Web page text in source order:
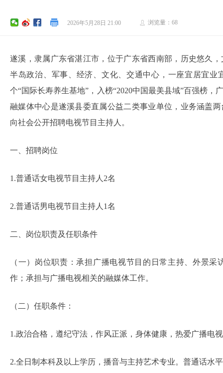
2026年5月28日 21:00 ꄑ 浏览量： 68
遂溪，隶属广东省湛江市，位于广东省西南部，历史悠久
半岛政治、军事、经济、文化、交通中心，一座宜居宜业
个“国际长寿养生基地”，入榜“2020中国最美县域”百强榜
融媒体中心是遂溪县委直属公益二类事业单位，业务涵盖
向社会公开招聘电视节目主持人。
一、招聘岗位
1.普通话女电视节目主持人2名
2.普通话男电视节目主持人1名
二、岗位职责及任职条件
（一）岗位职责：承担广播电视节目的日常主持、外景
作；承担与广播电视相关的融媒体工作。
（二）任职条件：
1.政治合格，遵纪守法，作风正派，身体健康，热爱广播电
2.全日制本科及以上学历，播音与主持艺术专业。普通话水